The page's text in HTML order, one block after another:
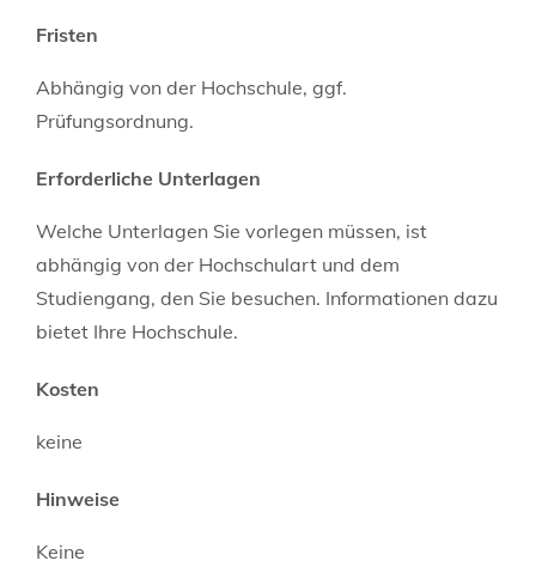
Fristen
Abhängig von der Hochschule, ggf.
Prüfungsordnung.
Erforderliche Unterlagen
Welche Unterlagen Sie vorlegen müssen, ist
abhängig von der Hochschulart und dem
Studiengang, den Sie besuchen. Informationen dazu
bietet Ihre Hochschule.
Kosten
keine
Hinweise
Keine